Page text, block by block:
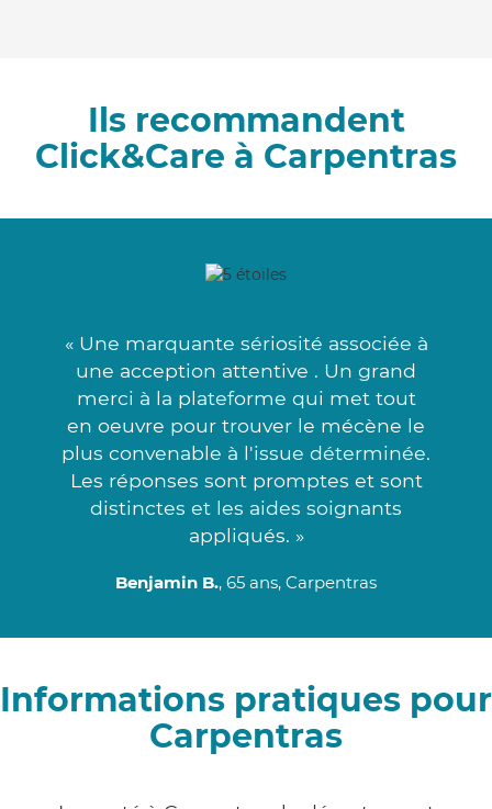
Ils recommandent
Click&Care à Carpentras
« Une marquante sériosité associée à
une acception attentive . Un grand
merci à la plateforme qui met tout
en oeuvre pour trouver le mécène le
plus convenable à l'issue déterminée.
Les réponses sont promptes et sont
distinctes et les aides soignants
appliqués. »
Benjamin B., 65 ans, Carpentras
Informations pratiques pour
Carpentras